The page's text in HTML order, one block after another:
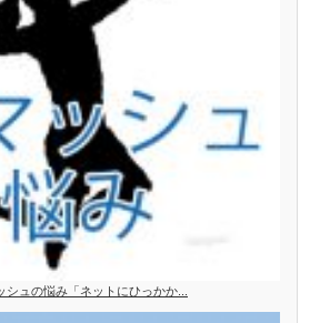
ュの悩み「ネットにひっかか...